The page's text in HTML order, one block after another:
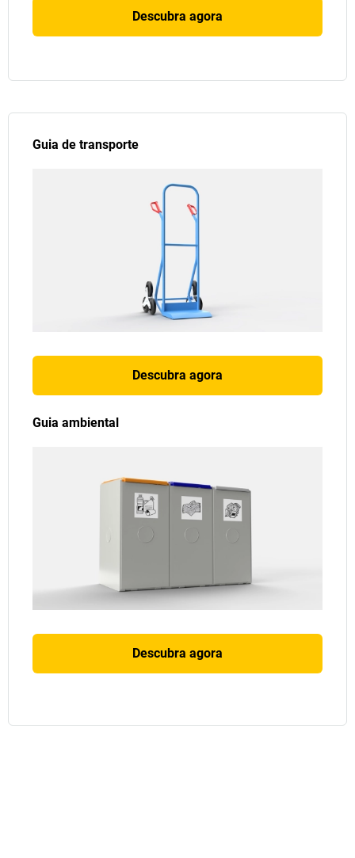
Descubra agora
Guia de transporte
Descubra agora
Guia ambiental
Descubra agora